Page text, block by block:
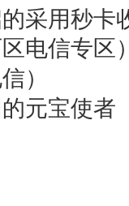
采用秒卡
电信专区
）
元宝使者